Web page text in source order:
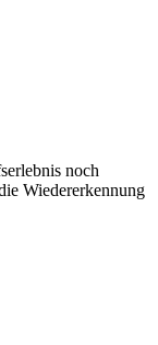
noch
Wiedererkennung